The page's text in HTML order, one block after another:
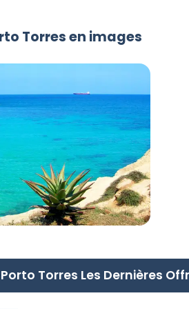
Torres en images
Torres Les Dernières